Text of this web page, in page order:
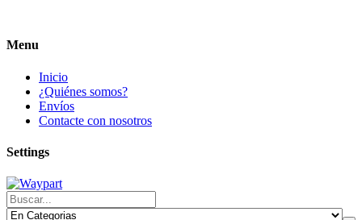
Menu
Inicio
¿Quiénes somos?
Envíos
Contacte con nosotros
Settings